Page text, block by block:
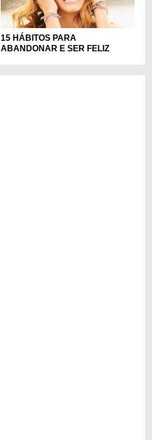
15 HÁBITOS PARA
ABANDONAR E SER FELIZ